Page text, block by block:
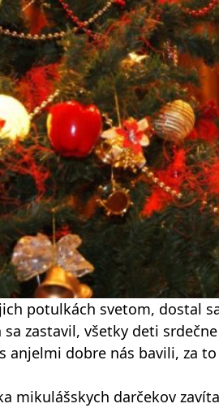
potulkách svetom, dostal
sa zastavil, všetky deti
anjelmi dobre nás bavili, za
mikulášskych darčekov